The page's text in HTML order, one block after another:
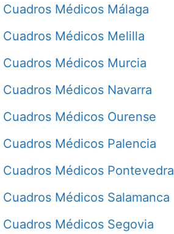
Cuadros Médicos Málaga
Cuadros Médicos Melilla
Cuadros Médicos Murcia
Cuadros Médicos Navarra
Cuadros Médicos Ourense
Cuadros Médicos Palencia
Cuadros Médicos Pontevedra
Cuadros Médicos Salamanca
Cuadros Médicos Segovia